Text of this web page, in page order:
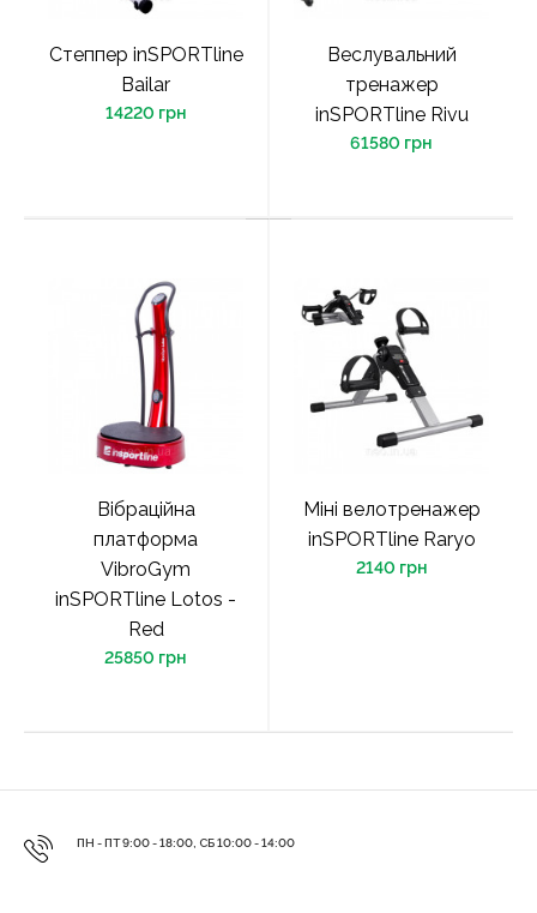
Степпер inSPORTline
Bailar
14220 грн
Веслувальний
тренажер
inSPORTline Rivu
61580 грн
Вібраційна
платформа
VibroGym
inSPORTline Lotos -
Red
25850 грн
Міні велотренажер
inSPORTline Raryo
2140 грн
ПН - ПТ 9:00 - 18:00, СБ 10:00 - 14:00